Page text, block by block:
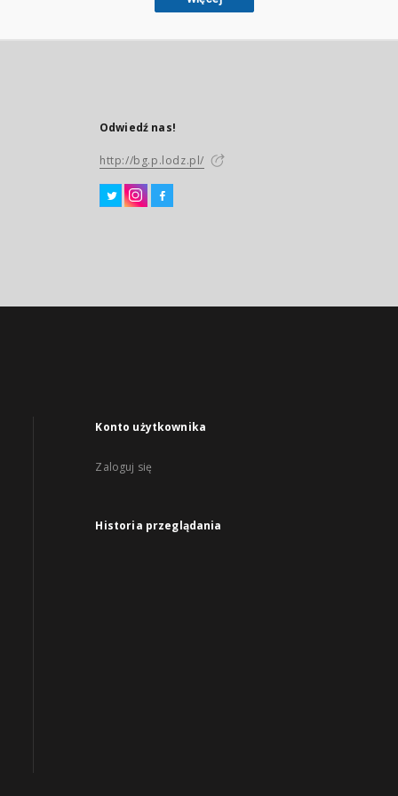
Odwiedź nas!
http://bg.p.lodz.pl/
Konto użytkownika
Zaloguj się
Historia przeglądania